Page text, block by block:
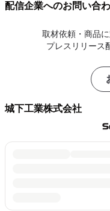
配信企業へのお問い合
取材依頼・商品
プレスリリース
城下工業株式会社